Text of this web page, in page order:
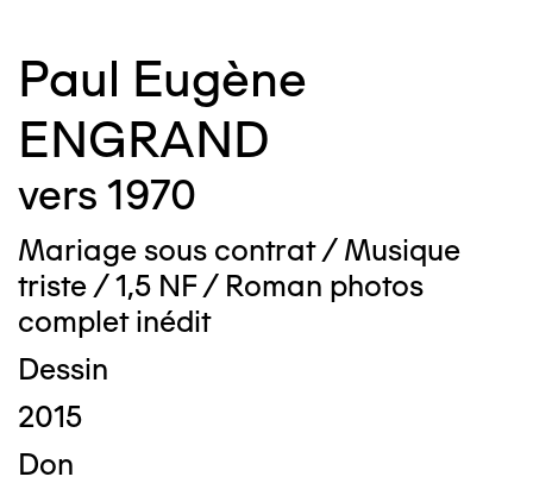
Paul Eugène
ENGRAND
vers 1970
Mariage sous contrat / Musique
triste / 1,5 NF / Roman photos
complet inédit
Dessin
2015
Don